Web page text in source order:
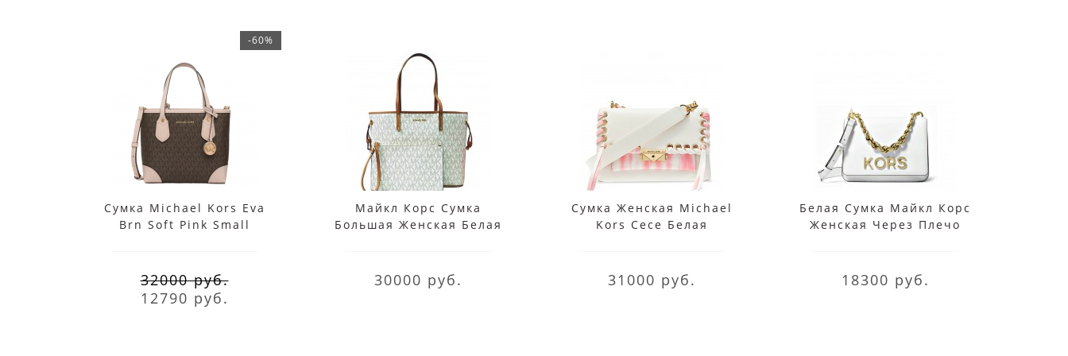
-60%
Сумка Michael Kors Eva
Brn Soft Pink Small
32000 руб.
12790 руб.
Майкл Корс Сумка
Большая Женская Белая
30000 руб.
Сумка Женская Michael
Kors Cece Белая
31000 руб.
Белая Сумка Майкл Корс
Женская Через Плечо
18300 руб.